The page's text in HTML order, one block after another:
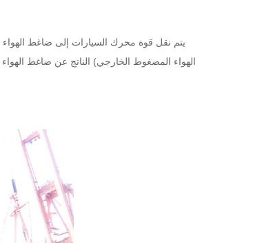
يتم نقل قوة محرك السيارات إلى ضاغط
الهواء المضغوط الخارجي) الناتج عن ضاغط